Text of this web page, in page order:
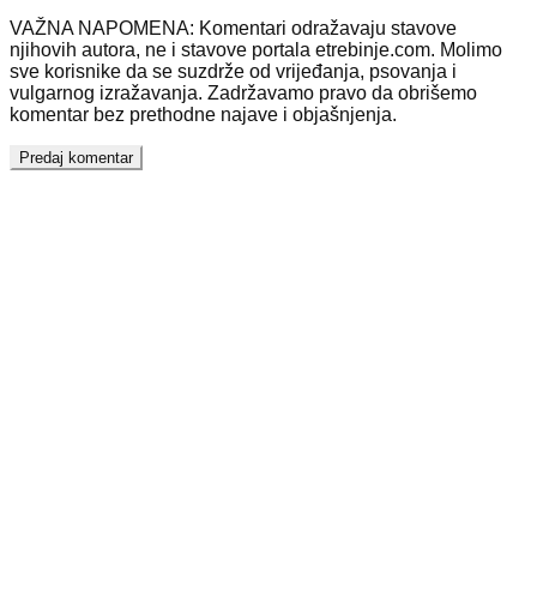
VAŽNA NAPOMENA: Komentari odražavaju stavove
njihovih autora, ne i stavove portala etrebinje.com. Molimo
sve korisnike da se suzdrže od vrijeđanja, psovanja i
vulgarnog izražavanja. Zadržavamo pravo da obrišemo
komentar bez prethodne najave i objašnjenja.